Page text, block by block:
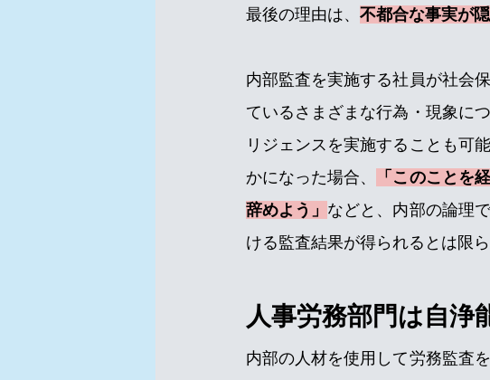
最後の理由は、 不都合な事実が
内部監査を実施する社員が社会
ているさまざまな行為・現象に
リジェンスを実施することも可
かになった場合、
「このことを
辞めよう」 などと、内部の論理
ける監査結果が得られるとは限ら
人事労務部門は自浄
内部の人材を使用して労務監査